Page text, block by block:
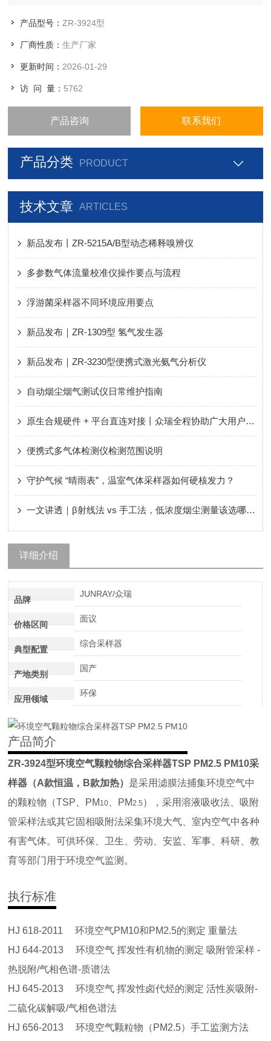
用于环境空气监测。
产品型号：ZR-3924型
厂商性质：生产厂家
更新时间： 2026-01-29
访 问 量： 5762
产品咨询 联系我们
产品分类 PRODUCT
技术文章 ARTICLES
新品发布丨ZR-5215A/B型动态稀释嗅辨仪
多参数气体流量校准仪操作要点与流程
浮游菌采样器不同环境应用要点
新品发布｜ZR-1309型 氢气发生器
新品发布｜ZR-3230型便携式激光氨气分析仪
自动烟尘烟气测试仪日常维护指南
原生合规硬件 + 平台直连对接丨众瑞全程协助广大用户轻松应对新规、顺利通过评审！
便携式多气体检测仪检测范围说明
守护气候 “晴雨表”，温室气体采样器如何硬核发力？
一文讲透｜β射线法 vs 手工法，低浓度烟尘测量该选哪种？
详细介绍
品牌
JUNRAY/众瑞
价格区间
面议
典型配置
综合采样器
产地类别
国产
应用领域
环保
产品简介
ZR-3924型环境空气颗粒物综合采样器TSP PM2.5 PM10采
样器（A款恒温，B款加热） 是采用滤膜法捕集环境空气中
的颗粒物（TSP、PM 10 、PM2.5 ），采用溶液吸收法、吸附
管采样法或其它固相吸附法采集环境大气、室内空气中各种
有害气体。可供环保、卫生、劳动、安监、军事、科研、教
育等部门用于环境空气监测。
执行标准
HJ 618-2011 环境空气PM10和PM2.5的测定 重量法
HJ 644-2013 环境空气 挥发性有机物的测定 吸附管采样 -
热脱附/气相色谱-质谱法
HJ 645-2013 环境空气 挥发性卤代烃的测定 活性炭吸附-
二硫化碳解吸/气相色谱法
HJ 656-2013 环境空气颗粒物（PM2.5）手工监测方法